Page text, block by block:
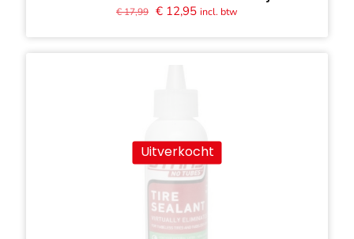
€17,99 Oorspronkelijke
€ 12,95Huidige
incl. btw
Uitverkocht